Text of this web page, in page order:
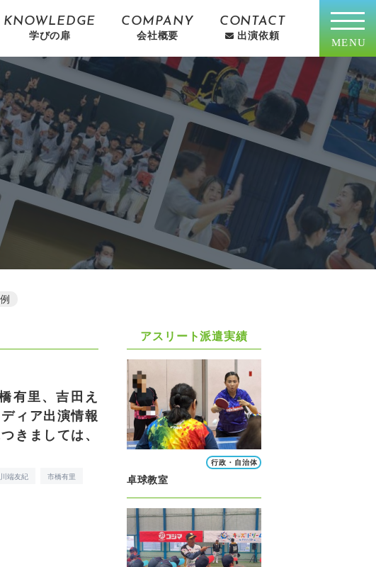
KNOWLEDGE
学びの扉
COMPANY
会社概要
CONTACT
出演依頼
MENU
有里、吉田え
ィア出演情報
きましては、
川端友紀 市橋有里
アスリート派遣実績
行政・自治体
卓球教室